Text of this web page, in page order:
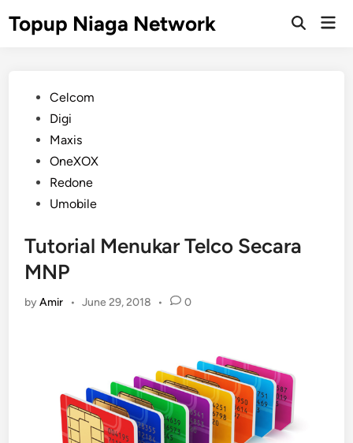
Topup Niaga Network
Open
PostedCelcom
Digi
Maxis
OneXOX
Redone
Umobile
Tutorial Menukar Telco Secara
MNP
byAmir • June 29, 2018 • 0